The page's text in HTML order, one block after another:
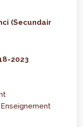
(Secundair
2023